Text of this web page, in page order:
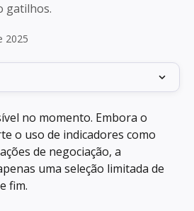
gatilhos.
2025
no momento. Embora o
o uso de indicadores como
de negociação, a
uma seleção limitada de
fim.